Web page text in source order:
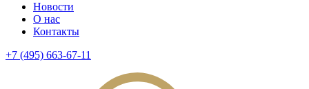
Новости
О нас
Контакты
+7 (495) 663-67-11